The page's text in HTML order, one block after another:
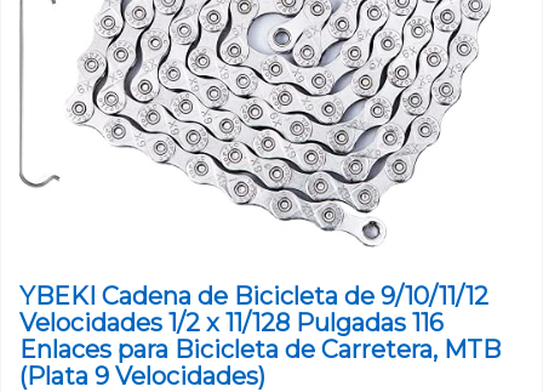
YBEKI Cadena de Bicicleta de 9/10/11/12
Velocidades 1/2 x 11/128 Pulgadas 116
Enlaces para Bicicleta de Carretera, MTB
(Plata 9 Velocidades)